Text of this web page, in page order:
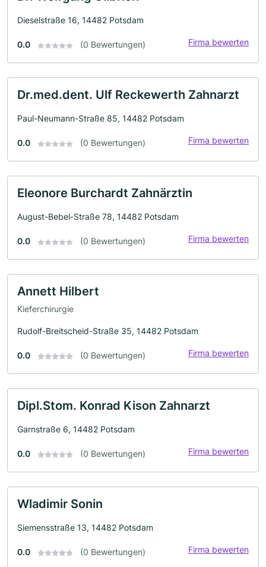
Dieselstraße 16, 14482 Potsdam
0.0 (0 Bewertungen) Firma bewerten
Dr.med.dent. Ulf Reckewerth Zahnarzt
Paul-Neumann-Straße 85, 14482 Potsdam
0.0 (0 Bewertungen) Firma bewerten
Eleonore Burchardt Zahnärztin
August-Bebel-Straße 78, 14482 Potsdam
0.0 (0 Bewertungen) Firma bewerten
Annett Hilbert
Kieferchirurgie
Rudolf-Breitscheid-Straße 35, 14482 Potsdam
0.0 (0 Bewertungen) Firma bewerten
Dipl.Stom. Konrad Kison Zahnarzt
Garnstraße 6, 14482 Potsdam
0.0 (0 Bewertungen) Firma bewerten
Wladimir Sonin
Siemensstraße 13, 14482 Potsdam
0.0 (0 Bewertungen) Firma bewerten